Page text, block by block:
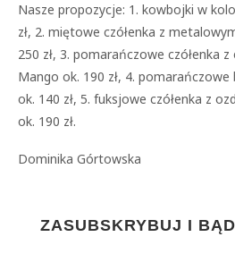
Nasze propozycje: 1. kowbojki w
zł, 2. miętowe czółenka z
250 zł, 3. pomarańczowe czółenka
Mango ok. 190 zł, 4.
ok. 140 zł, 5. fuksjowe czółenka z
ok. 190 zł.
Dominika Górtowska
ZASUBSKRYBUJ I